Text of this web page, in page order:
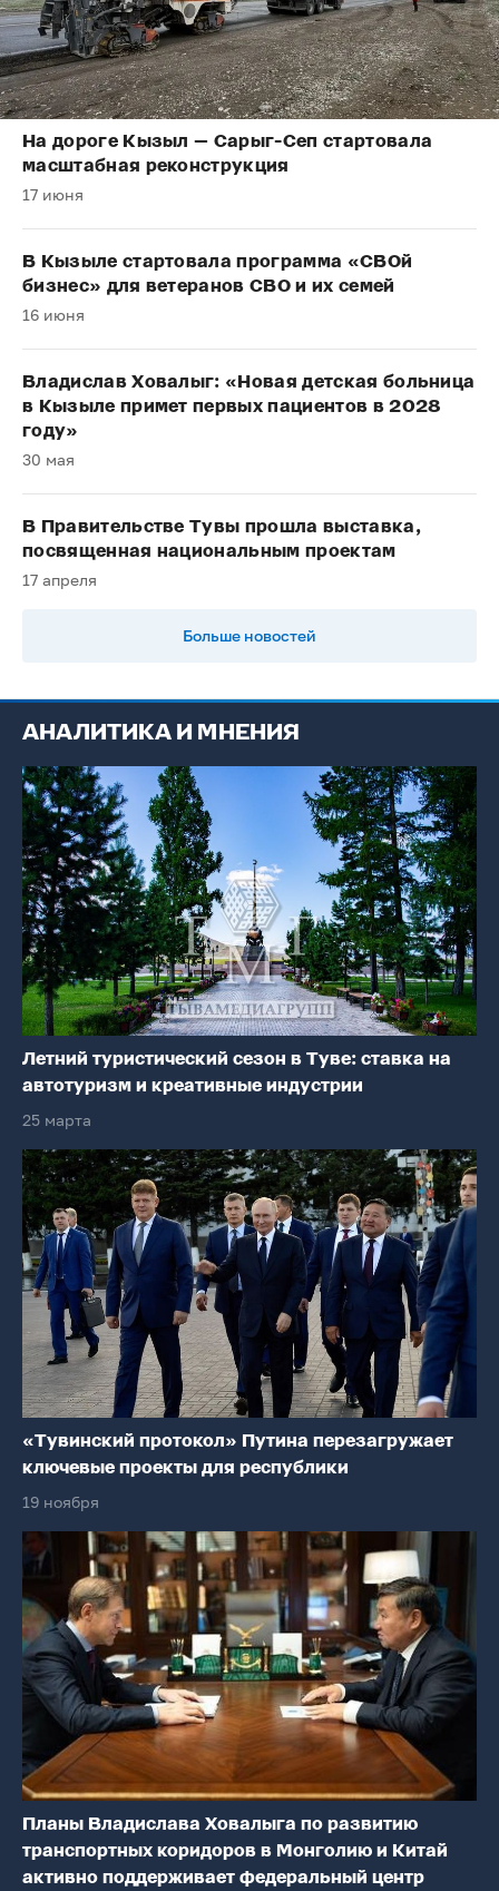
На дороге Кызыл — Сарыг-Сеп стартовала
масштабная реконструкция
17 июня
В Кызыле стартовала программа «СВОй
бизнес» для ветеранов СВО и их семей
16 июня
Владислав Ховалыг: «Новая детская больница
в Кызыле примет первых пациентов в 2028
году»
30 мая
В Правительстве Тувы прошла выставка,
посвященная национальным проектам
17 апреля
Больше новостей
АНАЛИТИКА И МНЕНИЯ
Летний туристический сезон в Туве: ставка на
автотуризм и креативные индустрии
25 марта
«Тувинский протокол» Путина перезагружает
ключевые проекты для республики
19 ноября
Планы Владислава Ховалыга по развитию
транспортных коридоров в Монголию и Китай
активно поддерживает федеральный центр